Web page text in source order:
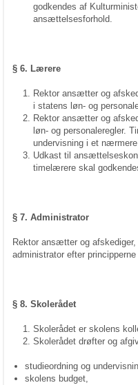
godkendes af
ansættelsesforhold.
§ 6. Lærere
Rektor ansætter og
i statens løn- og
Rektor ansætter og
løn- og personaleregler.
undervisning i et
Udkast til
timelærere skal
§ 7. Administrator
Rektor ansætter og
administrator efter
§ 8. Skolerådet
Skolerådet er skolens
Skolerådet drøfter og
studieordning og
skolens budget,